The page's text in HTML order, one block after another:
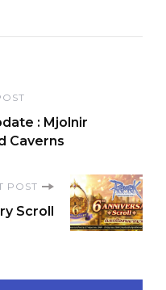
: Mjolnir
Caverns
POST
Scroll